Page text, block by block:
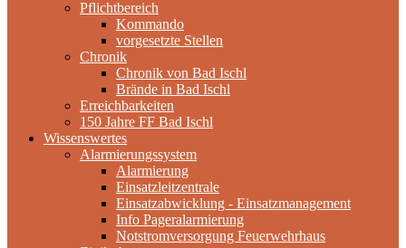
Pflichtbereich
Kommando
vorgesetzte Stellen
Chronik
Chronik von Bad Ischl
Brände in Bad Ischl
Erreichbarkeiten
150 Jahre FF Bad Ischl
Wissenswertes
Alarmierungssystem
Alarmierung
Einsatzleitzentrale
Einsatzabwicklung - Einsatzmanagement
Info Pageralarmierung
Notstromversorgung Feuerwehrhaus